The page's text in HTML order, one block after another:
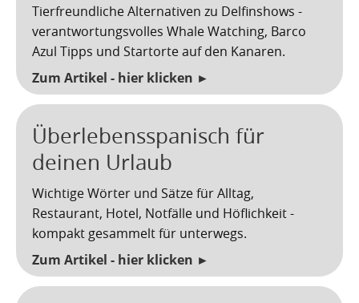
Tierfreundliche Alternativen zu Delfinshows -
verantwortungsvolles Whale Watching, Barco
Azul Tipps und Startorte auf den Kanaren.
Zum Artikel - hier klicken ►
Überlebensspanisch für
deinen Urlaub
Wichtige Wörter und Sätze für Alltag,
Restaurant, Hotel, Notfälle und Höflichkeit -
kompakt gesammelt für unterwegs.
Zum Artikel - hier klicken ►